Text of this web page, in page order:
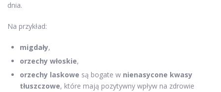
dnia.
Na przykład:
migdały,
orzechy włoskie,
orzechy laskowe są bogate w nienasycone kwasy
tłuszczowe, które mają pozytywny wpływ na zdrowie